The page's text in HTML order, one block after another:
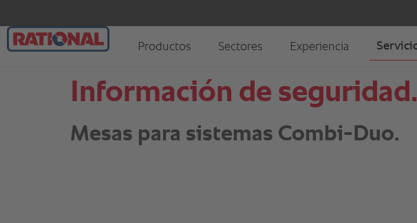
Información de seguridad.
Mesas para sistemas Combi-Duo.